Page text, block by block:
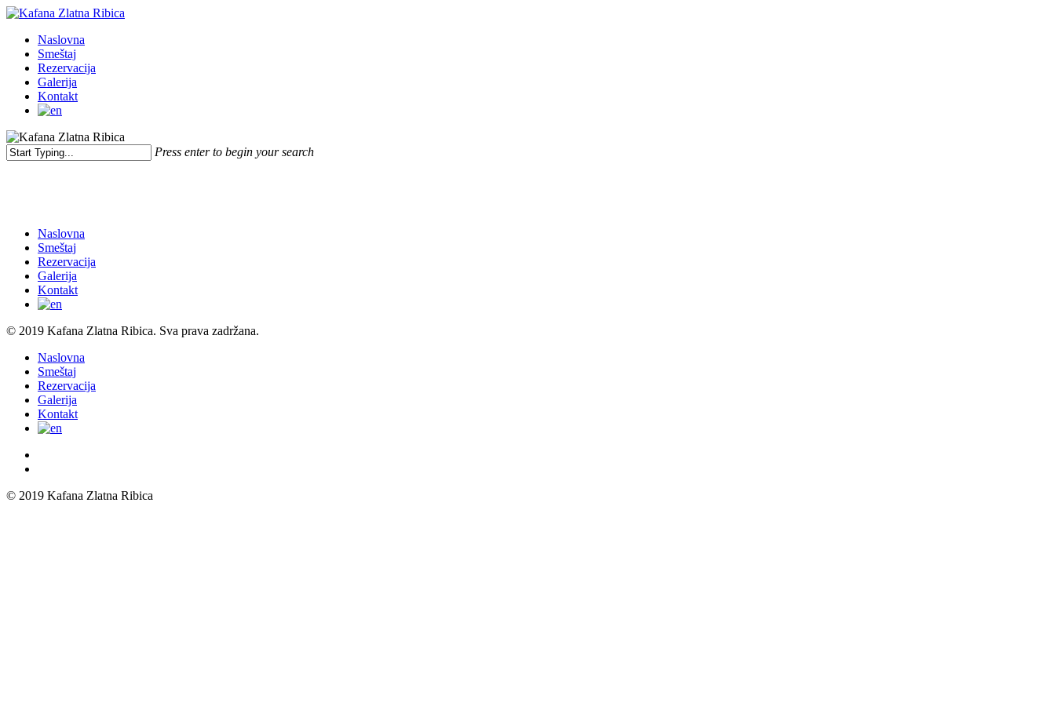
Skip
main
content
Menu
Naslovna
Smeštaj
Rezervacija
Galerija
Kontakt
Press enter to begin your search
Naslovna
Smeštaj
Rezervacija
Galerija
Kontakt
© 2019 Kafana Zlatna Ribica. Sva prava zadržana.
Close
Menu
Naslovna
Smeštaj
Rezervacija
Galerija
Kontakt
© 2019 Kafana Zlatna Ribica